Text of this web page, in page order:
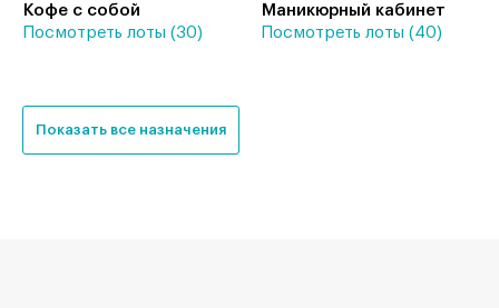
Кофе с собой
Посмотреть лоты (30)
Маникюрный кабинет
Посмотреть лоты (40)
Показать все назначения